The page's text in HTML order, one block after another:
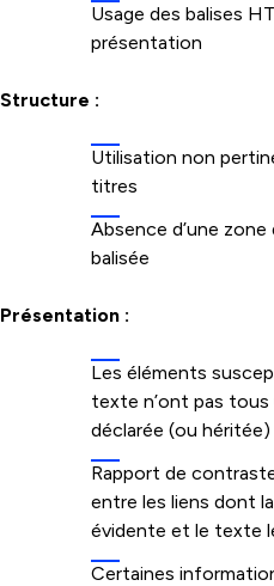
Usage des balises
présentation
Structure :
Utilisation non
titres
Absence d’une
balisée
Présentation :
Les éléments
texte n’ont pas
déclarée (ou héritée)
Rapport de
entre les liens dont
évidente et le texte
Certaines